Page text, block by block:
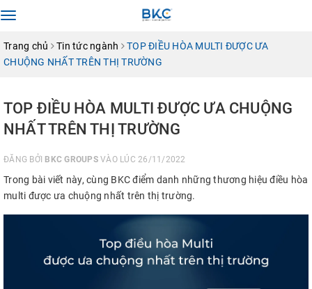
Toggle
Trang chủ
Tin tức ngành
TOP ĐIỀU HÒA MULTI ĐƯỢC ƯA
CHUỘNG NHẤT TRÊN THỊ TRƯỜNG
TOP ĐIỀU HÒA MULTI ĐƯỢC ƯA CHUỘNG
NHẤT TRÊN THỊ TRƯỜNG
ĐĂNG BỞI BKC GROUPSVÀO LÚC 26/11/2022
Trong bài viết này, cùng BKC điểm danh những thương hiệu điều hòa
multi được ưa chuộng nhất trên thị trường.